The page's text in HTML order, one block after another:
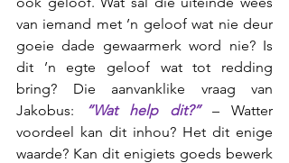
van iemand met ’n geloof wat nie deur
goeie dade gewaarmerk word nie? Is
dit ’n egte geloof wat tot redding
bring? Die aanvanklike vraag van
Jakobus:
“Wat help dit?” – Watter
voordeel kan dit inhou? Het dit enige
waarde? Kan dit enigiets goeds bewerk